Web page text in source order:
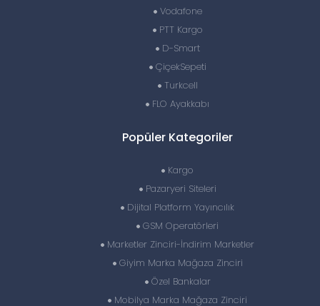
Vodafone
PTT Kargo
D-Smart
ÇiçekSepeti
Turkcell
FLO Ayakkabı
Popüler Kategoriler
Kargo
Pazaryeri Siteleri
Dijital Platform Yayıncılık
GSM Operatörleri
Marketler Zinciri-İndirim Marketler
Giyim Marka Mağaza Zinciri
Özel Bankalar
Mobilya Marka Mağaza Zinciri